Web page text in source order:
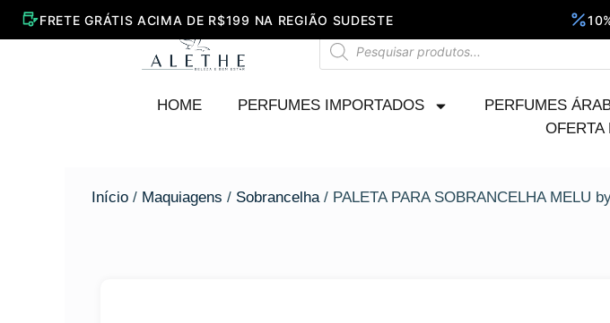
Pesquisar
produtos
HOME PERFUMES IMPORTADOS PERFUMES
OFERTA
Início / Maquiagens / Sobrancelha/ PALETA PARA SOBRANCELHA MELU